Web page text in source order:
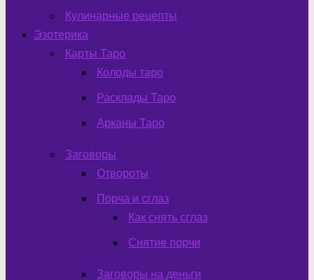
Кулинарные рецепты
Эзотерика
Карты Таро
Колоды таро
Расклады Таро
Арканы Таро
Заговоры
Отвороты
Порча и сглаз
Как снять сглаз
Снятие порчи
Заговоры на деньги